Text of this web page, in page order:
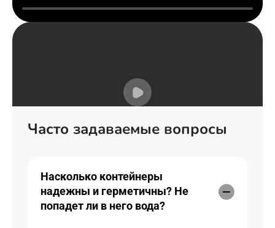
Часто задаваемые вопросы
Насколько контейнеры
надежны и герметичны? Не
попадет ли в него вода?